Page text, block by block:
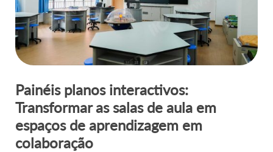
Painéis planos interactivos:
Transformar as salas de aula em
espaços de aprendizagem em
colaboração